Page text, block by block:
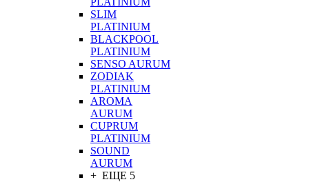
SLIM
PLATINIUM
BLACKPOOL
PLATINIUM
SENSO AURUM
ZODIAK
PLATINIUM
AROMA
AURUM
CUPRUM
PLATINIUM
SOUND
AURUM
+ ЕЩЕ 5